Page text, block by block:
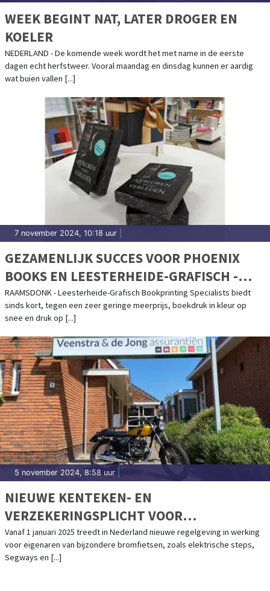
WEEK BEGINT NAT, LATER DROGER EN
KOELER
NEDERLAND - De komende week wordt het met name in de eerste
dagen echt herfstweer. Vooral maandag en dinsdag kunnen er aardig
wat buien vallen [...]
7 november 2024, 10:18 uur
GEZAMENLIJK SUCCES VOOR PHOENIX
BOOKS EN LEESTERHEIDE-GRAFISCH -
BOOKPRINTING SPECIALIST
RAAMSDONK - Leesterheide-Grafisch Bookprinting Specialists biedt
sinds kort, tegen een zeer geringe meerprijs, boekdruk in kleur op
snee en druk op [...]
5 november 2024, 8:58 uur
NIEUWE KENTEKEN- EN
VERZEKERINGSPLICHT VOOR
ELEKTRISCHE STEPS EN ANDERE
BIJZONDERE BROMFIETSEN
Vanaf 1 januari 2025 treedt in Nederland nieuwe regelgeving in werking
voor eigenaren van bijzondere bromfietsen, zoals elektrische steps,
Segways en [...]